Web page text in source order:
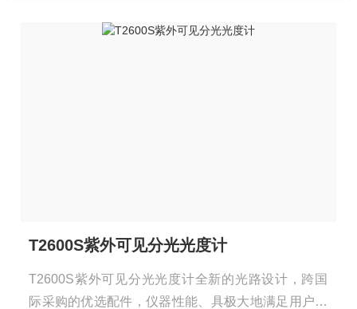
T2600S紫外可见分光光度计
T2600S紫外可见分光光度计全新的光路设计，跨国
际采购的优选配件，仪器性能、具极大地满足用户的